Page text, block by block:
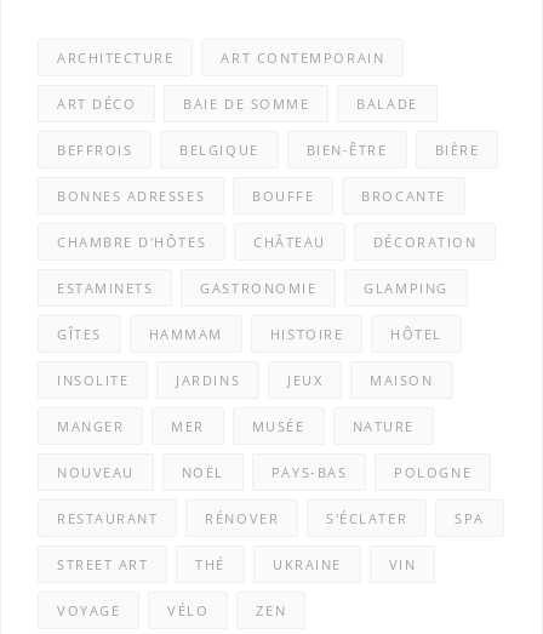
ARCHITECTURE ART CONTEMPORAIN
ART DÉCO BAIE DE SOMME BALADE
BEFFROIS BELGIQUE BIEN-ÊTRE BIÈRE
BONNES ADRESSES BOUFFE BROCANTE
CHAMBRE D'HÔTES CHÂTEAU DÉCORATION
ESTAMINETS GASTRONOMIE GLAMPING
GÎTES HAMMAM HISTOIRE HÔTEL
INSOLITE JARDINS JEUX MAISON
MANGER MER MUSÉE NATURE
NOUVEAU NOËL PAYS-BAS POLOGNE
RESTAURANT RÉNOVER S'ÉCLATER SPA
STREET ART THÉ UKRAINE VIN
VOYAGE VÉLO ZEN